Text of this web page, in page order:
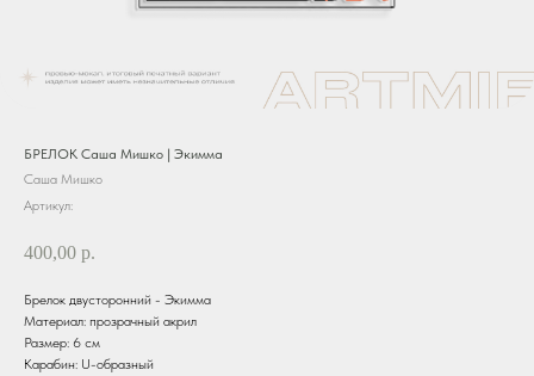
БРЕЛОК Саша Мишко | Экимма
Саша Мишко
Артикул:
400,00 р.
Брелок двусторонний - Экимма
Материал: прозрачный акрил
Размер: 6 см
Карабин: U-образный